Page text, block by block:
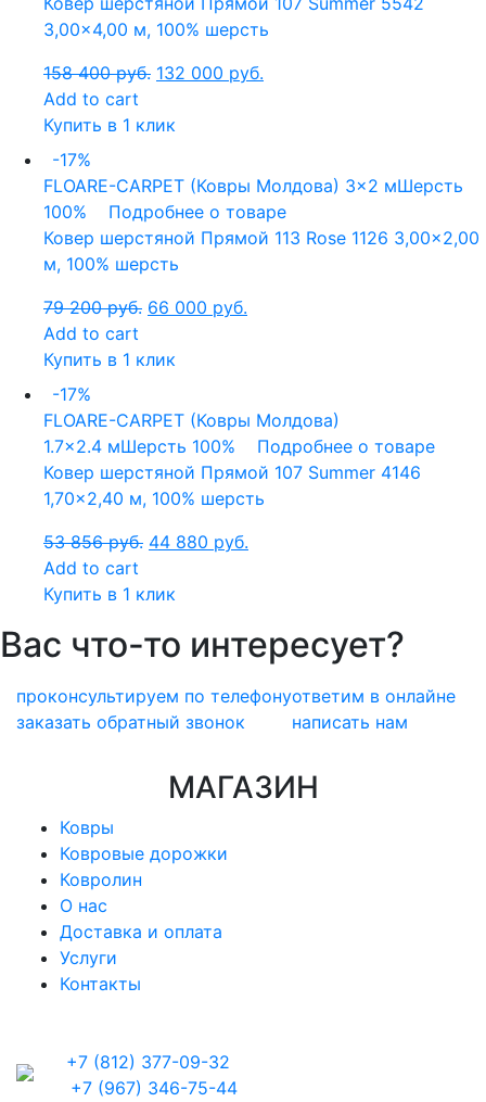
3,00×4,00 м, 100% шерсть
158 400руб. 132 000 руб.
Add to cart
Купить в 1 клик
-17%
FLOARE-CARPET (Ковры Молдова) 3x2 мШерсть
100%
Подробнее о товаре
Ковер шерстяной Прямой 113 Rose 1126 3,00×2,00
м, 100% шерсть
79 200руб. 66 000 руб.
Add to cart
Купить в 1 клик
-17%
FLOARE-CARPET (Ковры Молдова)
1.7x2.4 мШерсть 100%
Подробнее о товаре
Ковер шерстяной Прямой 107 Summer 4146
1,70×2,40 м, 100% шерсть
53 856руб. 44 880 руб.
Add to cart
Купить в 1 клик
Вас что-то интересует?
проконсультируем по телефону
заказать обратный звонок
ответим в онлайне
написать нам
МАГАЗИН
Ковры
Ковровые дорожки
Ковролин
О нас
Доставка и оплата
Услуги
Контакты
+7 (812) 377-09-32
+7 (967) 346-75-44